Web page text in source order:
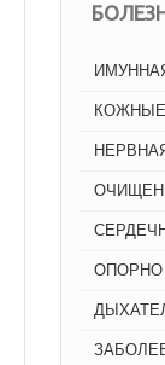
ОПОРНО